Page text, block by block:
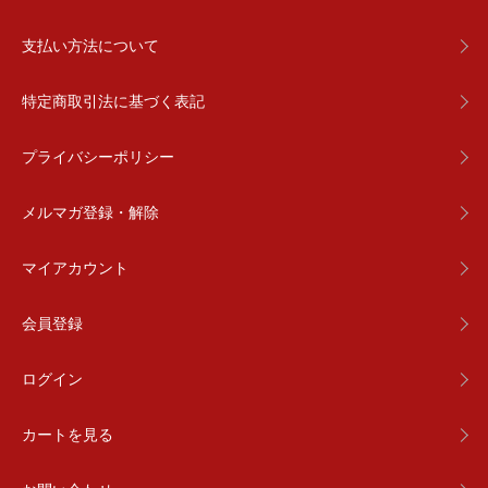
支払い方法について
特定商取引法に基づく表記
プライバシーポリシー
メルマガ登録・解除
マイアカウント
会員登録
ログイン
カートを見る